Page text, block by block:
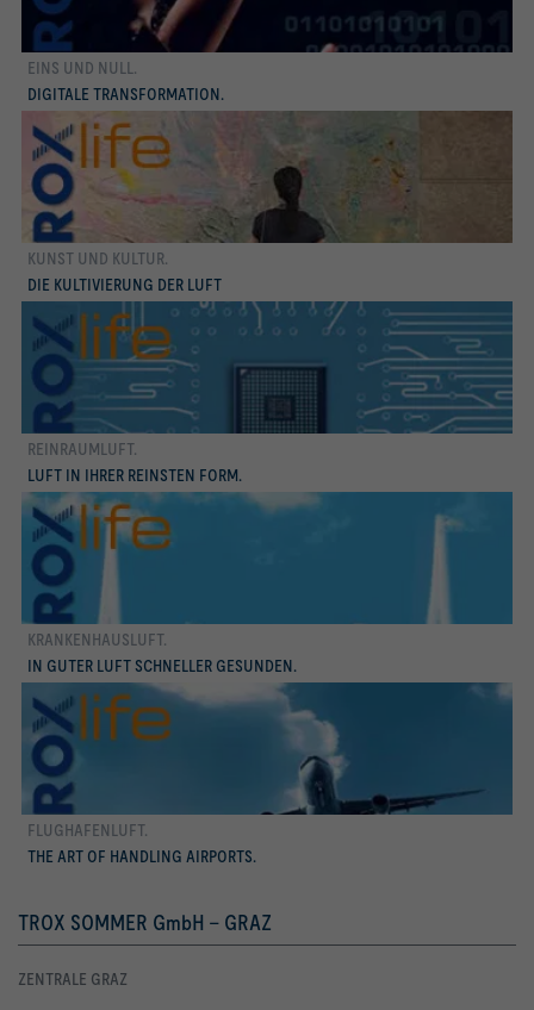
EINS UND NULL.
DIGITALE TRANSFORMATION.
mehr erfahren
KUNST UND KULTUR.
DIE KULTIVIERUNG DER LUFT
mehr erfahren
REINRAUMLUFT.
LUFT IN IHRER REINSTEN FORM.
mehr erfahren
KRANKENHAUSLUFT.
IN GUTER LUFT SCHNELLER GESUNDEN.
mehr erfahren
FLUGHAFENLUFT.
THE ART OF HANDLING AIRPORTS.
mehr erfahren
TROX SOMMER GmbH - GRAZ
ZENTRALE GRAZ